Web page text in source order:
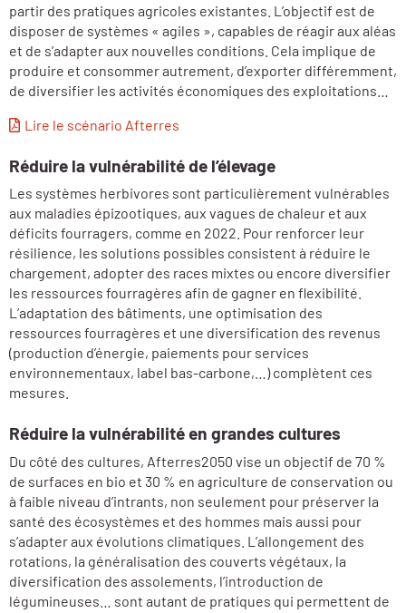
partir des pratiques agricoles existantes. L’objectif est de
disposer de systèmes « agiles », capables de réagir aux aléas
et de s’adapter aux nouvelles conditions. Cela implique de
produire et consommer autrement, d’exporter différemment,
de diversifier les activités économiques des exploitations…
Lire le scénario Afterres
Réduire la vulnérabilité de l’élevage
Les systèmes herbivores sont particulièrement vulnérables
aux maladies épizootiques, aux vagues de chaleur et aux
déficits fourragers, comme en 2022. Pour renforcer leur
résilience, les solutions possibles consistent à réduire le
chargement, adopter des races mixtes ou encore diversifier
les ressources fourragères afin de gagner en flexibilité.
L’adaptation des bâtiments, une optimisation des
ressources fourragères et une diversification des revenus
(production d’énergie, paiements pour services
environnementaux, label bas-carbone,…) complètent ces
mesures.
Réduire la vulnérabilité en grandes cultures
Du côté des cultures, Afterres2050 vise un objectif de 70 %
de surfaces en bio et 30 % en agriculture de conservation ou
à faible niveau d’intrants, non seulement pour préserver la
santé des écosystèmes et des hommes mais aussi pour
s’adapter aux évolutions climatiques. L’allongement des
rotations, la généralisation des couverts végétaux, la
diversification des assolements, l’introduction de
légumineuses… sont autant de pratiques qui permettent de